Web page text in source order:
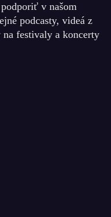
v našom
podcasty, videá z
festivaly a koncerty